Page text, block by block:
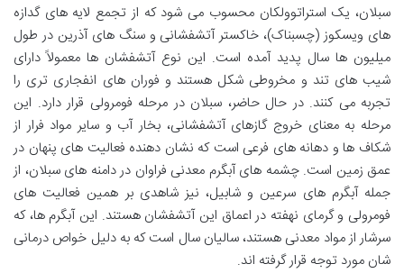
سبلان، یک استراتوولکان محسوب می شود که از تجمع لایه های گدازه
های ویسکوز (چسبناک)، خاکستر آتشفشانی و سنگ های آذرین در طول
میلیون ها سال پدید آمده است. این نوع آتشفشان ها معمولاً دارای
شیب های تند و مخروطی شکل هستند و فوران های انفجاری تری را
تجربه می کنند. در حال حاضر، سبلان در مرحله فومرولی قرار دارد. این
مرحله به معنای خروج گازهای آتشفشانی، بخار آب و سایر مواد فرار از
شکاف ها و دهانه های فرعی است که نشان دهنده فعالیت های پنهان در
عمق زمین است. چشمه های آبگرم معدنی فراوان در دامنه های سبلان، از
جمله آبگرم های سرعین و شابیل، نیز شاهدی بر همین فعالیت های
فومرولی و گرمای نهفته در اعماق این آتشفشان هستند. این آبگرم ها، که
سرشار از مواد معدنی هستند، سالیان سال است که به دلیل خواص درمانی
شان مورد توجه قرار گرفته اند.